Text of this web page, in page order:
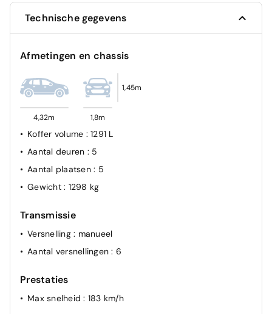
Technische gegevens
Afmetingen en chassis
4,32m 1,8m
1,45m
Koffer volume : 1291 L
Aantal deuren : 5
Aantal plaatsen : 5
Gewicht : 1298 kg
Transmissie
Versnelling : manueel
Aantal versnellingen: 6
Prestaties
Max snelheid: 183 km/h